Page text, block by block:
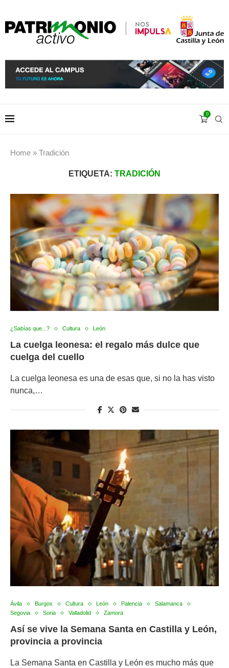
0
Home » Tradición
ETIQUETA: TRADICIÓN
¿Sabías que...? Cultura León
La cuelga leonesa: el regalo más dulce que
cuelga del cuello
La cuelga leonesa es una de esas que, si no la has visto
nunca,…
Ávila Burgos Cultura León Palencia
Salamanca
Segovia
Soria Valladolid Zamora
Así se vive la Semana Santa en Castilla y León,
provincia a provincia
La Semana Santa en Castilla y León es mucho más que